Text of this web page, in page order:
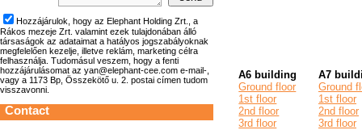
Hozzájárulok, hogy az Elephant Holding Zrt., a
Rákos mezeje Zrt. valamint ezek tulajdonában álló
társaságok az adataimat a hatályos jogszabályoknak
megfelelően kezelje, illetve reklám, marketing célra
felhasználja. Tudomásul veszem, hogy a fenti
hozzájárulásomat az yan@elephant-cee.com e-mail-,
vagy a 1173 Bp, Összekötő u. 2. postai címen tudom
visszavonni.
Contact
A6 building
Ground floor
1st floor
2nd floor
3rd floor
A7
Ground
1st floor
2nd floor
3rd floor